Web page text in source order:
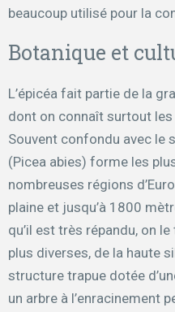
beaucoup utilisé pour la
Botanique et
L’épicéa fait partie de la
dont on connaît surtout les
Souvent confondu avec le
(Picea abies) forme les
nombreuses régions
plaine et jusqu’à 1800
qu’il est très répandu, on
plus diverses, de la haute
structure trapue dotée
un arbre à l’enracinement